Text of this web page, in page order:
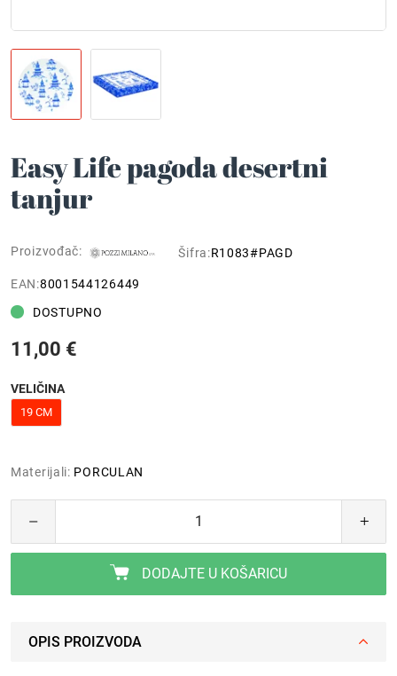
Easy Life pagoda desertni
tanjur
Proizvođač: Šifra:R1083#PAGD
EAN:8001544126449
DOSTUPNO
11,00 €
VELIČINA
19 CM
Materijali: PORCULAN
DODAJTE U KOŠARICU
OPIS PROIZVODA